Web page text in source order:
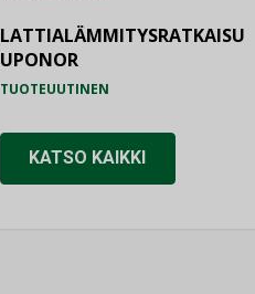
LATTIALÄMMITYSRATKAISU
UPONOR
TUOTEUUTINEN
KATSO KAIKKI